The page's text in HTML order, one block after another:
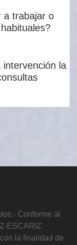
a trabajar o
la
Conforme al
ESCARIZ
la finalidad de